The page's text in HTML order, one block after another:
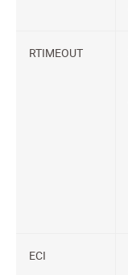
RTIMEOUT
ECI